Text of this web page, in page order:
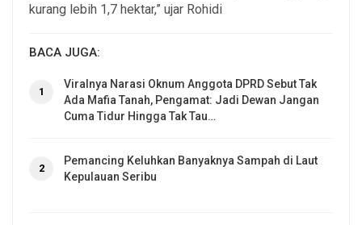
kurang lebih 1,7 hektar,” ujar Rohidi
BACA JUGA:
1
Viralnya Narasi Oknum Anggota DPRD Sebut Tak
Ada Mafia Tanah, Pengamat: Jadi Dewan Jangan
Cuma Tidur Hingga Tak Tau…
2
Pemancing Keluhkan Banyaknya Sampah di Laut
Kepulauan Seribu